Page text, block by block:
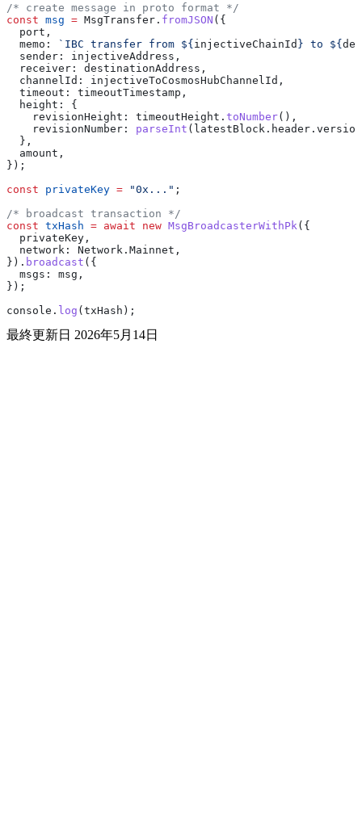
/* create message in proto format */
const msg = MsgTransfer . fromJSON ({
  port
,
  memo:
`IBC transfer from ${ injectiveChainId } to ${
  sender:
injectiveAddress ,
  receiver:
destinationAddress ,
  channelId:
injectiveToCosmosHubChannelId ,
  timeout:
timeoutTimestamp ,
  height:
{
    revisionHeight:
timeoutHeight . toNumber(),
    revisionNumber:
parseInt ( latestBlock . header . version
  },
  amount
,
});
const privateKey = "0x..." ;
/* broadcast transaction */
const txHash = await new MsgBroadcasterWithPk ({
  privateKey
,
  network:
Network . Mainnet ,
}). broadcast ({
  msgs:
msg ,
});
console . log ( txHash );
最終更新日 2026年5月14日